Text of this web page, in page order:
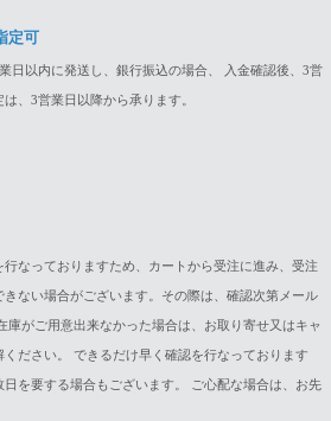
定可
日以内に発送し、銀行振込の場合、 入金確認後、3営
、3営業日以降から承ります。
なっておりますため、カートから受注に進み、受注
ない場合がございます。その際は、確認次第メール
庫がご用意出来なかった場合は、お取り寄せ又はキャ
ださい。 できるだけ早く確認を行なっております
を要する場合もございます。 ご心配な場合は、お先